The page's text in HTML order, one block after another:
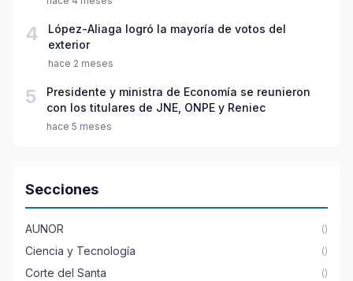
4
López-Aliaga logró la mayoría de votos del
exterior
hace 2 meses
5
Presidente y ministra de Economía se reunieron
con los titulares de JNE, ONPE y Reniec
hace 5 meses
Secciones
AUNOR ()
Ciencia y Tecnología ()
Corte del Santa ()